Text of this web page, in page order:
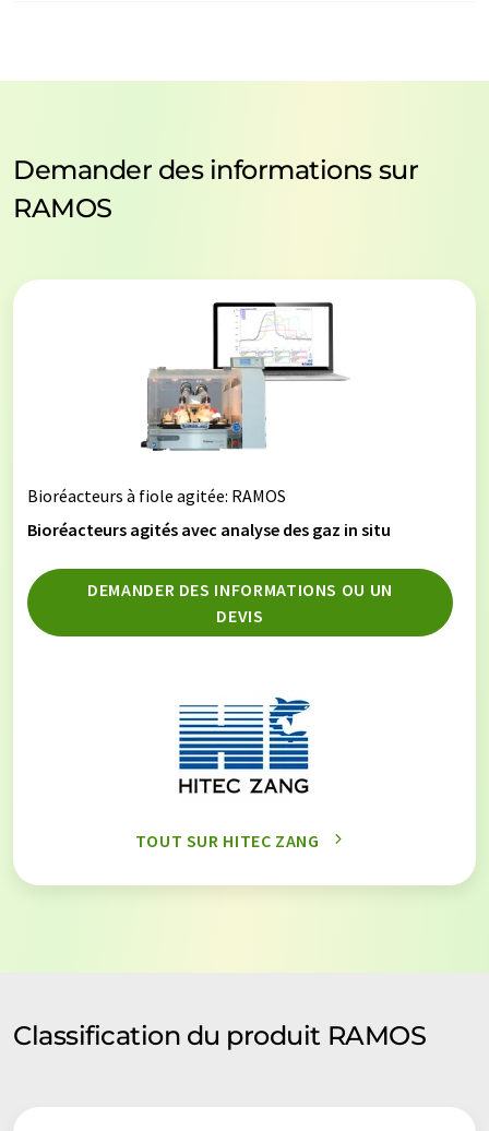
Demander des informations sur
RAMOS
Bioréacteurs à fiole agitée: RAMOS
Bioréacteurs agités avec analyse des gaz in situ
DEMANDER DES INFORMATIONS OU UN
DEVIS
TOUT SUR HITEC ZANG
Classification du produit RAMOS